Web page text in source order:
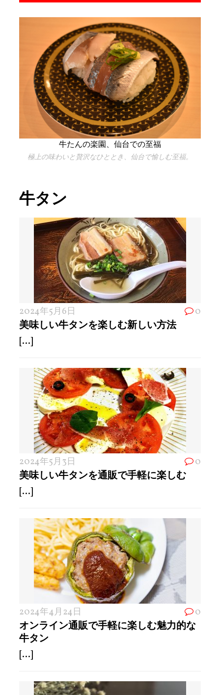
牛たんの楽園、仙台での至福
極上の味わいと贅沢なひととき、仙台で愉しむ至福。
牛タン
2024年5月6日 0
美味しい牛タンを楽しむ新しい方法
[...]
2024年5月3日 0
美味しい牛タンを通販で手軽に楽しむ
[...]
2024年4月24日 0
オンライン通販で手軽に楽しむ魅力的な
牛タン
[...]